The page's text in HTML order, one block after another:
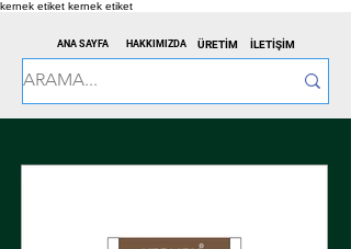
kernek etiket kernek etiket
ÜRETİM
ANA SAYFA HAKKIMIZDA İLETİŞİM